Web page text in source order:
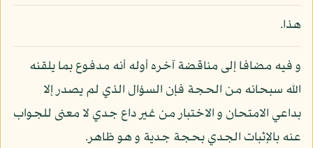
هذا.
و فيه مضافا إلى مناقضة آخره أوله أنه مدفوع بما يلقنه
الله سبحانه من الحجة فإن السؤال الذي لم يصدر إلا
بداعي الامتحان و الاختبار من غير داع جدي لا معنى للجواب
عنه بالإثبات الجدي بحجة جدية و هو ظاهر.